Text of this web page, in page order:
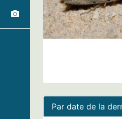
Par date de la